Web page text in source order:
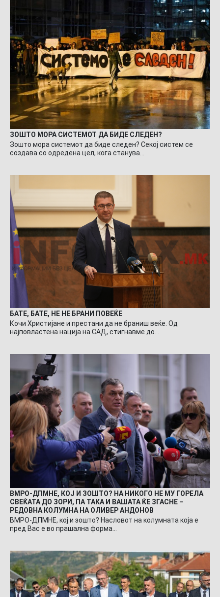
ЗОШТО МОРА СИСТЕМОТ ДА БИДЕ СЛЕДЕН?
Зошто мора системот да биде следен? Секој систем се
создава со одредена цел, кога станува…
БАТЕ, БАТЕ, НЕ НЕ БРАНИ ПОВЕЌЕ
Кочи Христијане и престани да не браниш веќе. Од
најповластена нација на САД, стигнавме до…
ВМРО-ДПМНЕ, КОЈ И ЗОШТО? НА НИКОГО НЕ МУ ГОРЕЛА
СВЕЌАТА ДО ЗОРИ, ПА ТАКА И ВАШАТА ЌЕ ЗГАСНЕ –
РЕДОВНА КОЛУМНА НА ОЛИВЕР АНДОНОВ
ВМРО-ДПМНЕ, кој и зошто? Насловот на колумната која е
пред Вас е во прашална форма…